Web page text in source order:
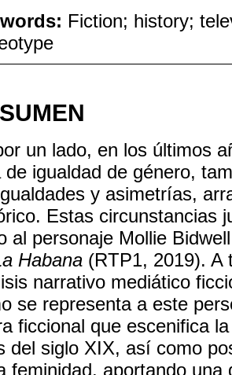
Fiction; history;
un lado, en los últimos
de igualdad de género,
y asimetrías,
Estas circunstancias
al personaje Mollie
Habana (RTP1, 2019). A
narrativo mediático
se representa a este
ficcional que escenifica
del siglo XIX, así como
feminidad, aportando